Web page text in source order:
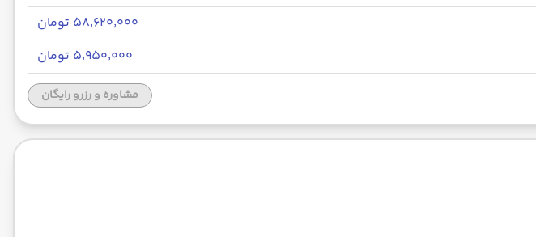
۵۸٬۶۲۰٬۰۰۰ تومان
۵٬۹۵۰٬۰۰۰ تومان
مشاوره و رزرو رایگان